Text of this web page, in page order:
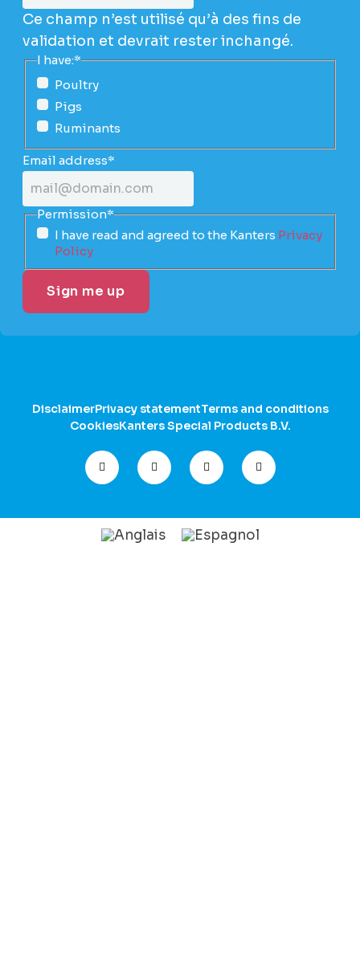
Ce champ n’est utilisé qu’à des fins de
validation et devrait rester inchangé.
I have:*
Poultry
Pigs
Ruminants
Email address*
Permission*
I have read and agreed to the Kanters Privacy
Policy
DisclaimerPrivacy statementTerms and conditions
CookiesKanters Special Products B.V.